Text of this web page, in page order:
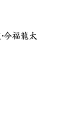
今福龍太